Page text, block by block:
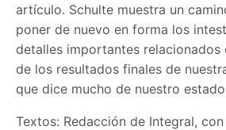
artículo. Schulte muestra un
poner de nuevo en forma los
detalles importantes relacionados
de los resultados finales de
que dice mucho de nuestro
Textos: Redacción de Integral,